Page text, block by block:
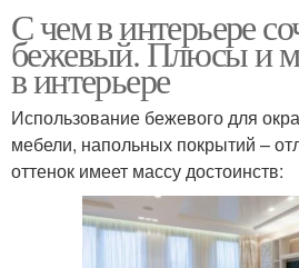
С чем в интерьере
бежевый. Плюсы и
в интерьере
Использование бежевого для
мебели, напольных покрытий –
оттенок имеет массу достоинств: